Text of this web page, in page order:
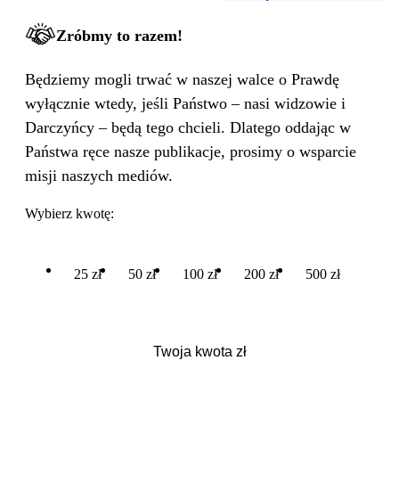
Zróbmy to razem!
Będziemy mogli trwać w naszej walce o Prawdę
wyłącznie wtedy, jeśli Państwo – nasi widzowie i
Darczyńcy – będą tego chcieli. Dlatego oddając w
Państwa ręce nasze publikacje, prosimy o wsparcie
misji naszych mediów.
Wybierz kwotę:
25 zł 50 zł 100 zł 200 zł 500 zł